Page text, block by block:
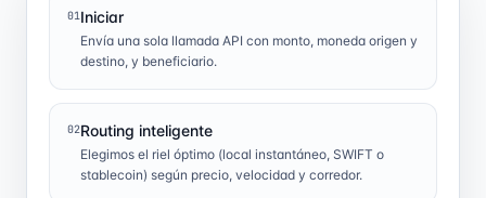
01Iniciar
Envía una sola llamada API con monto, moneda origen y
destino, y beneficiario.
02Routing inteligente
Elegimos el riel óptimo (local instantáneo, SWIFT o
stablecoin) según precio, velocidad y corredor.